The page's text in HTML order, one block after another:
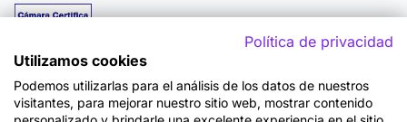
Política de privacidad
Utilizamos cookies
Podemos utilizarlas para el análisis de los datos de nuestros
visitantes, para mejorar nuestro sitio web, mostrar contenido